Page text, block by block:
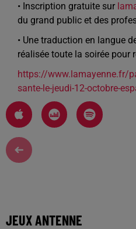
• Inscription gratuite sur
du grand public et des
• Une traduction en langue
réalisée toute la soirée pour
https://www.lamayenne.fr/
sante-le-jeudi-12-octobre-
JEUX ANTENNE